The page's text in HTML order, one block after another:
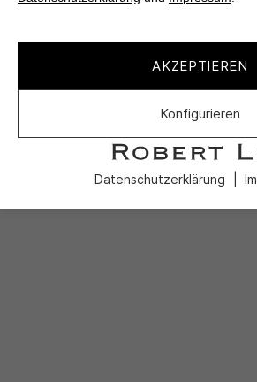
AKZEPTIEREN
Konfigurieren
Datenschutzerklärung